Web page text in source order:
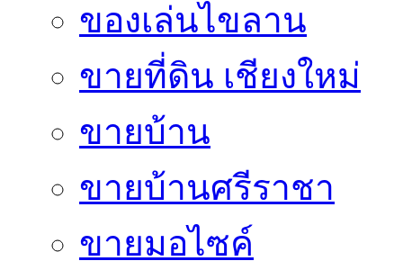
ของเล่นไขลาน
ขายที่ดิน เชียงใหม่
ขายบ้าน
ขายบ้านศรีราชา
ขายมอไซค์